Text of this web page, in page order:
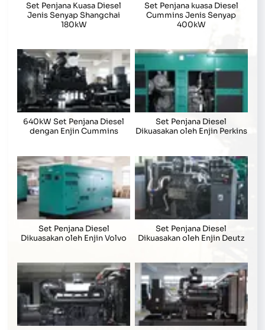
Set Penjana Kuasa Diesel
Jenis Senyap Shangchai
180kW
Set Penjana kuasa Diesel
Cummins Jenis Senyap
400kW
640kW Set Penjana Diesel
dengan Enjin Cummins
Set Penjana Diesel
Dikuasakan oleh Enjin Perkins
Set Penjana Diesel
Dikuasakan oleh Enjin Volvo
Set Penjana Diesel
Dikuasakan oleh Enjin Deutz